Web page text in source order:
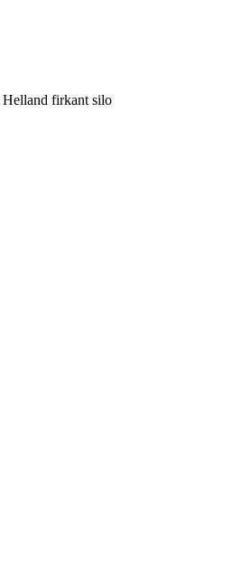
Helland firkant silo